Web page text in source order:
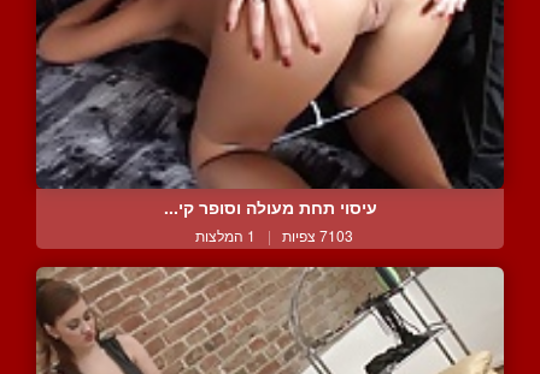
עיסוי תחת מעולה וסופר קי...
7103 צפיות | 1 המלצות